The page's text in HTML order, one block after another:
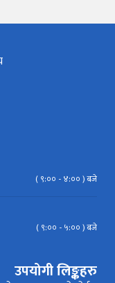
निति परिपत्र निर्देशन मापदण्ड
( ९:०० - ४:०० ) बजे
( ९:०० - ५:०० ) बजे
उपयोगी लिङ्कहरु